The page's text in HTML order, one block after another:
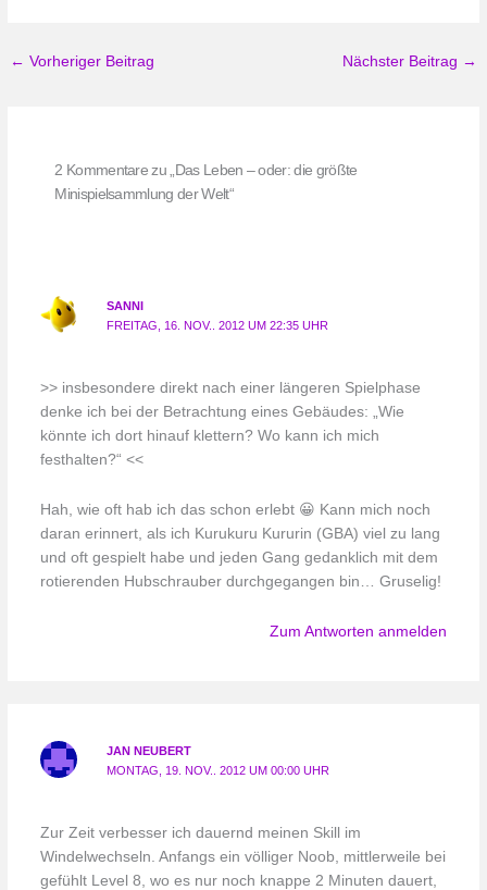
← Vorheriger Beitrag Nächster Beitrag →
2 Kommentare zu „Das Leben – oder: die größte
Minispielsammlung der Welt“
SANNI
FREITAG, 16. NOV.. 2012 UM 22:35 UHR
>> insbesondere direkt nach einer längeren Spielphase
denke ich bei der Betrachtung eines Gebäudes: „Wie
könnte ich dort hinauf klettern? Wo kann ich mich
festhalten?“ <<
Hah, wie oft hab ich das schon erlebt 😀 Kann mich noch
daran erinnert, als ich Kurukuru Kururin (GBA) viel zu lang
und oft gespielt habe und jeden Gang gedanklich mit dem
rotierenden Hubschrauber durchgegangen bin… Gruselig!
Zum Antworten anmelden
JAN NEUBERT
MONTAG, 19. NOV.. 2012 UM 00:00 UHR
Zur Zeit verbesser ich dauernd meinen Skill im
Windelwechseln. Anfangs ein völliger Noob, mittlerweile bei
gefühlt Level 8, wo es nur noch knappe 2 Minuten dauert,